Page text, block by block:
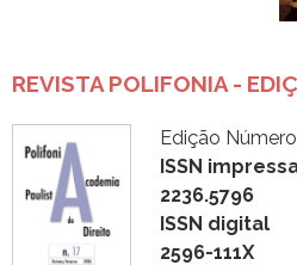
REVISTA POLIFONIA -
Edição
ISSN
2236.5796
ISSN digital
2596-111X